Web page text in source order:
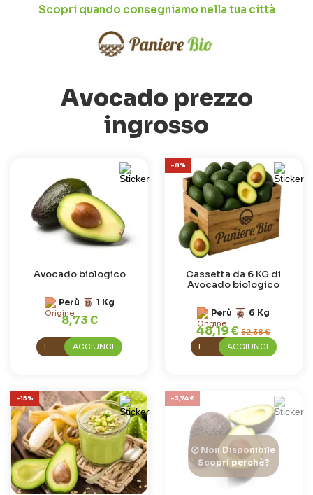
Scopri quando consegniamo nella tua città
Avocado prezzo
ingrosso
Avocado biologico
Perù 1 Kg
8,73 €
AGGIUNGI
-8%
Cassetta da 6 KG di
Avocado biologico
Perù 6 Kg
48,19 €52,38 €
AGGIUNGI
-15% -3,74 €
Non Disponibile
Scopri perchè?